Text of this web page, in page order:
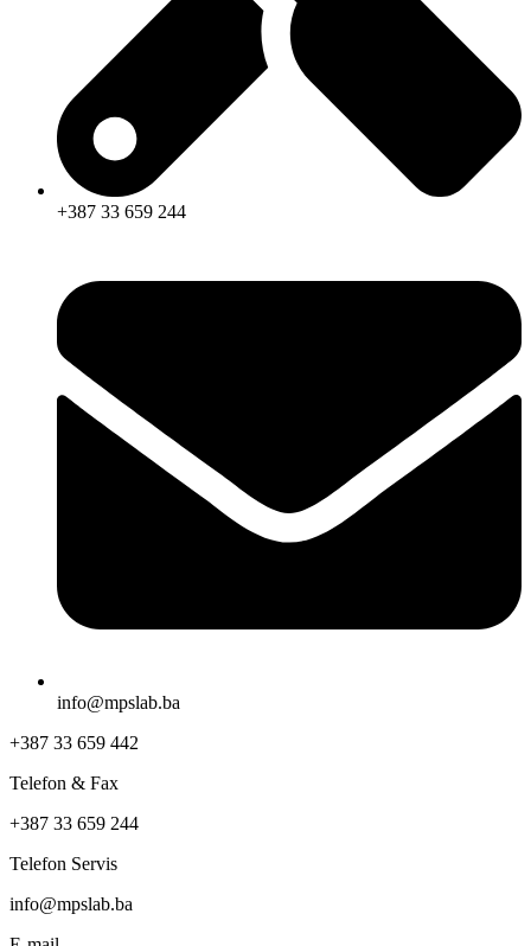
+387 33 659 244
info@mpslab.ba
+387 33 659 442
Telefon & Fax
+387 33 659 244
Telefon Servis
info@mpslab.ba